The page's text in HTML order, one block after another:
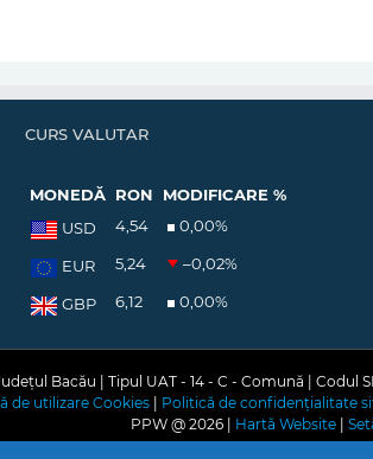
CURS VALUTAR
MONEDĂ RON
MODIFICARE %
USD
4,54 0,00%
EUR 5,24 –0,02%
GBP 6,12 0,00%
Bacău | Tipul UAT - 14 - C - Comună |
de utilizare Cookies
Politică de confidențialitate
PPW @ 2026 | Hartă Website|